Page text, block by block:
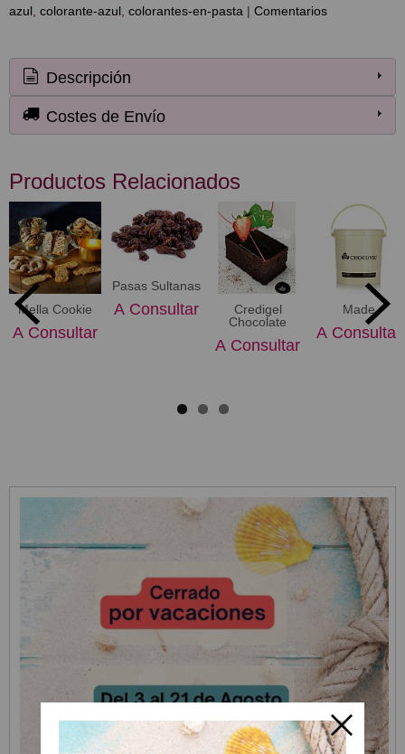
azul colorante-azul colorantes-en-pasta | Comentarios
Descripción
Costes de Envío
Productos Relacionados
Mella Cookie
A Consultar
Pasas Sultanas
A Consultar
Credigel
Chocolate
A Consultar
Made
A Consultar